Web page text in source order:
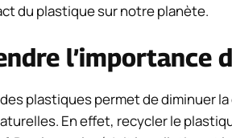
du plastique sur notre planète.
l’importance
plastiques permet de diminuer
En effet, recycler le